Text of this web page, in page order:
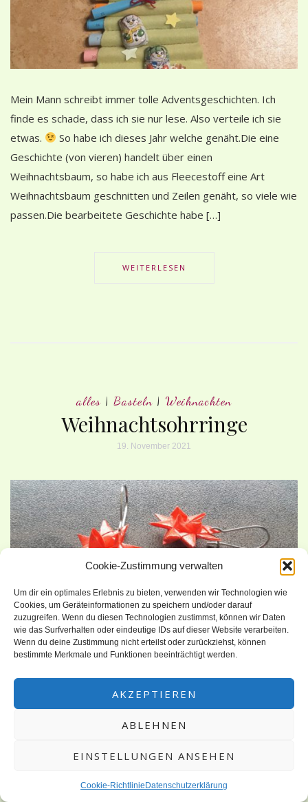
Cookie-Zustimmung verwalten
Um dir ein optimales Erlebnis zu bieten, verwenden wir Technologien wie
Cookies, um Geräteinformationen zu speichern und/oder darauf
zuzugreifen. Wenn du diesen Technologien zustimmst, können wir Daten
wie das Surfverhalten oder eindeutige IDs auf dieser Website verarbeiten.
Wenn du deine Zustimmung nicht erteilst oder zurückziehst, können
bestimmte Merkmale und Funktionen beeinträchtigt werden.
AKZEPTIEREN
ABLEHNEN
EINSTELLUNGEN ANSEHEN
Cookie-Richtlinie Datenschutzerklärung
Mein Mann schreibt immer tolle Adventsgeschichten. Ich
finde es schade, dass ich sie nur lese. Also verteile ich sie
etwas.
So habe ich dieses Jahr welche genäht.Die eine
Geschichte (von vieren) handelt über einen
Weihnachtsbaum, so habe ich aus Fleecestoff eine Art
Weihnachtsbaum geschnitten und Zeilen genäht, so viele wie
passen.Die bearbeitete Geschichte habe […]
WEITERLESEN
alles | Basteln | Weihnachten
Weihnachtsohrringe
19. November 2021
Eine Freundin fragte mich, ob ich Sternohrringe nach einem
habe erst mal ein paar andere Paar Hergestellt. Die
Ohrringe sind aus Geschenkband-Fröbelsternen. Da das
Geschenkband etwas robust ist, muss man sie nicht
nachbehandeln und mit einem Loch und einem leeren Ohrring